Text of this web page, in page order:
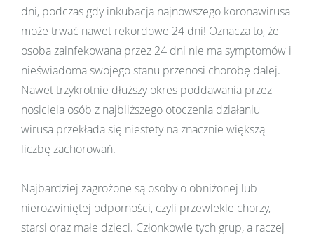
dni, podczas gdy inkubacja najnowszego koronawirusa
może trwać nawet rekordowe 24 dni! Oznacza to, że
osoba zainfekowana przez 24 dni nie ma symptomów i
nieświadoma swojego stanu przenosi chorobę dalej.
Nawet trzykrotnie dłuższy okres poddawania przez
nosiciela osób z najbliższego otoczenia działaniu
wirusa przekłada się niestety na znacznie większą
liczbę zachorowań.
Najbardziej zagrożone są osoby o obniżonej lub
nierozwiniętej odporności, czyli przewlekle chorzy,
starsi oraz małe dzieci. Członkowie tych grup, a raczej